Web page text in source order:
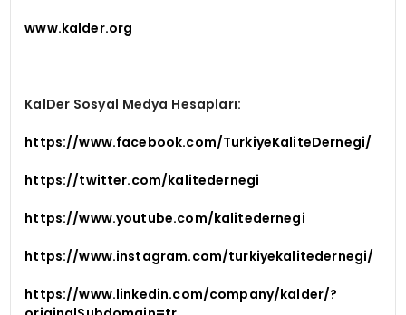
www.kalder.org
KalDer Sosyal Medya Hesapları:
https://www.facebook.com/TurkiyeKaliteDernegi/
https://twitter.com/kalitedernegi
https://www.youtube.com/kalitedernegi
https://www.instagram.com/turkiyekalitedernegi/
https://www.linkedin.com/company/kalder/?